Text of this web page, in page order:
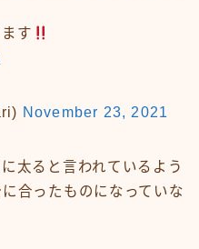
す
November 23, 2021
太ると言われているよう
合ったものになっていな